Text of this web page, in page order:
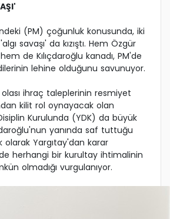
(PM) çoğunluk konusunda, iki
savaşı' da kızıştı. Hem Özgür
de Kılıçdaroğlu kanadı, PM'de
lehine olduğunu savunuyor.
ihraç taleplerinin resmiyet
kilit rol oynayacak olan
Kurulunda (YDK) da büyük
yanında saf tuttuğu
olarak Yargıtay'dan karar
herhangi bir kurultay ihtimalinin
olmadığı vurgulanıyor.